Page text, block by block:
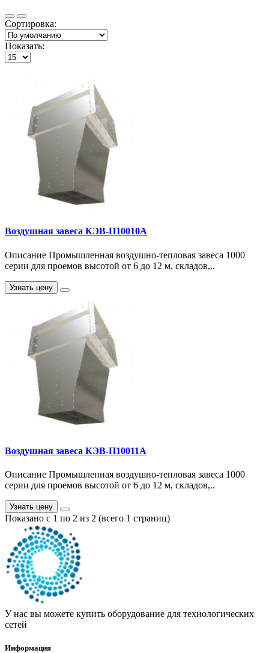
Сортировка:
Показать:
Воздушная завеса КЭВ-П10010A
Описание Промышленная воздушно-тепловая завеса 1000
серии для проемов высотой от 6 до 12 м, складов,..
Узнать цену
Воздушная завеса КЭВ-П10011A
Описание Промышленная воздушно-тепловая завеса 1000
серии для проемов высотой от 6 до 12 м, складов,..
Узнать цену
Показано с 1 по 2 из 2 (всего 1 страниц)
У нас вы можете купить оборудование для технологических
сетей
Информация